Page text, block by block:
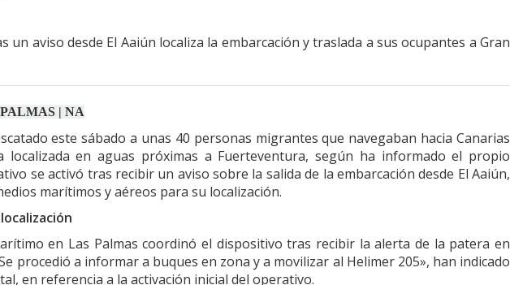
un aviso desde El Aaiún localiza la embarcación y traslada a sus ocupantes a Gran
| NA
este sábado a unas 40 personas migrantes que navegaban hacia Canarias
localizada en aguas próximas a Fuerteventura, según ha informado el propio
se activó tras recibir un aviso sobre la salida de la embarcación desde El Aaiún,
marítimos y aéreos para su localización.
en Las Palmas coordinó el dispositivo tras recibir la alerta de la patera en
procedió a informar a buques en zona y a movilizar al Helimer 205», han indicado
en referencia a la activación inicial del operativo.